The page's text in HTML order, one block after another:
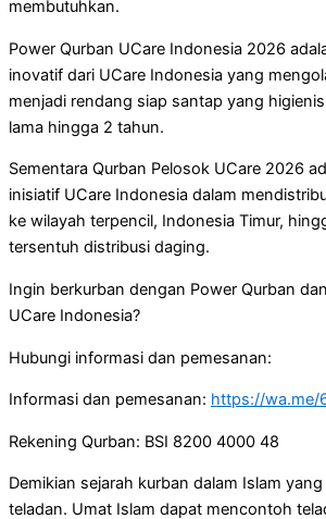
membutuhkan.
Power Qurban UCare Indonesia 2026
inovatif dari UCare Indonesia yang
menjadi rendang siap santap yang
lama hingga 2 tahun.
Sementara Qurban Pelosok UCare 2026
inisiatif UCare Indonesia dalam
ke wilayah terpencil, Indonesia Timur,
tersentuh distribusi daging.
Ingin berkurban dengan Power Qurban
UCare Indonesia?
Hubungi informasi dan pemesanan:
Informasi dan pemesanan: https://wa.me/
Rekening Qurban: BSI 8200 4000 48
Demikian sejarah kurban dalam Islam
teladan. Umat Islam dapat mencontoh